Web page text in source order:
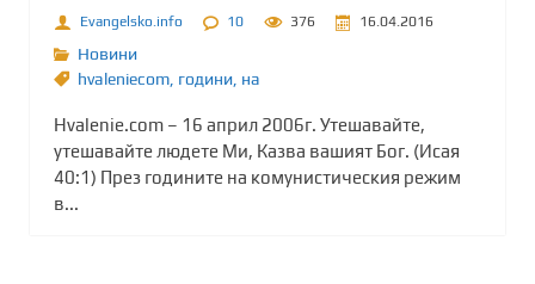
Evangelsko.info 10 376 16.04.2016
Новини
hvaleniecom години на
Hvalenie.com – 16 април 2006г. Утешавайте,
утешавайте людете Ми, Казва вашият Бог. (Исая
40:1) През годините на комунистическия режим
в...